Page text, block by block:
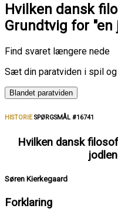
Hvilken dansk
Grundtvig for
Find svaret længere nede
Sæt din paratviden i spil og
Blandet paratviden
HISTORIESPØRGSMÅL #16741
Hvilken dansk
Søren Kierkegaard
Forklaring